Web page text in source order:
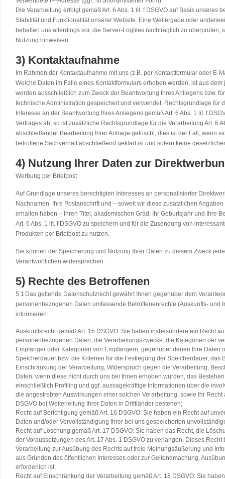
Die Verarbeitung erfolgt gemäß Art. 6 Abs. 1 lit. f DSGVO auf Basis unseres
Stabilität und Funktionalität unserer Website. Eine Weitergabe oder
behalten uns allerdings vor, die Server-Logfiles nachträglich zu überprüfen,
Nutzung hinweisen.
3) Kontaktaufnahme
Im Rahmen der Kontaktaufnahme mit uns (z.B. per Kontaktformular oder
Welche Daten im Falle eines Kontaktformulars erhoben werden, ist aus
werden ausschließlich zum Zweck der Beantwortung Ihres Anliegens bzw.
technische Administration gespeichert und verwendet. Rechtsgrundlage für
Interesse an der Beantwortung Ihres Anliegens gemäß Art. 6 Abs. 1 lit. f
Vertrages ab, so ist zusätzliche Rechtsgrundlage für die Verarbeitung Art. 6
abschließender Bearbeitung Ihrer Anfrage gelöscht, dies ist der Fall, wenn
betroffene Sachverhalt abschließend geklärt ist und sofern keine
4) Nutzung Ihrer Daten zur
Werbung per Briefpost
Auf Grundlage unseres berechtigten Interesses an personalisierter
Nachnamen, Ihre Postanschrift und – soweit wir diese zusätzlichen
erhalten haben – Ihren Titel, akademischen Grad, Ihr Geburtsjahr und Ihre
Art. 6 Abs. 1 lit. f DSGVO zu speichern und für die Zusendung von
Produkten per Briefpost zu nutzen.
Sie können der Speicherung und Nutzung Ihrer Daten zu diesem Zweck
Verantwortlichen widersprechen.
5) Rechte des Betroffenen
5.1 Das geltende Datenschutzrecht gewährt Ihnen gegenüber dem
personenbezogenen Daten umfassende Betroffenenrechte (Auskunfts- und
informieren:
Auskunftsrecht gemäß Art. 15 DSGVO: Sie haben insbesondere ein Recht
personenbezogenen Daten, die Verarbeitungszwecke, die Kategorien der
Empfänger oder Kategorien von Empfängern, gegenüber denen Ihre
Speicherdauer bzw. die Kriterien für die Festlegung der Speicherdauer,
Einschränkung der Verarbeitung, Widerspruch gegen die Verarbeitung,
Daten, wenn diese nicht durch uns bei Ihnen erhoben wurden, das
einschließlich Profiling und ggf. aussagekräftige Informationen über die
die angestrebten Auswirkungen einer solchen Verarbeitung, sowie Ihr
DSGVO bei Weiterleitung Ihrer Daten in Drittländer bestehen;
Recht auf Berichtigung gemäß Art. 16 DSGVO: Sie haben ein Recht auf
Daten und/oder Vervollständigung Ihrer bei uns gespeicherten
Recht auf Löschung gemäß Art. 17 DSGVO: Sie haben das Recht, die
der Voraussetzungen des Art. 17 Abs. 1 DSGVO zu verlangen. Dieses
Verarbeitung zur Ausübung des Rechts auf freie Meinungsäußerung und
aus Gründen des öffentlichen Interesses oder zur Geltendmachung,
erforderlich ist;
Recht auf Einschränkung der Verarbeitung gemäß Art. 18 DSGVO: Sie